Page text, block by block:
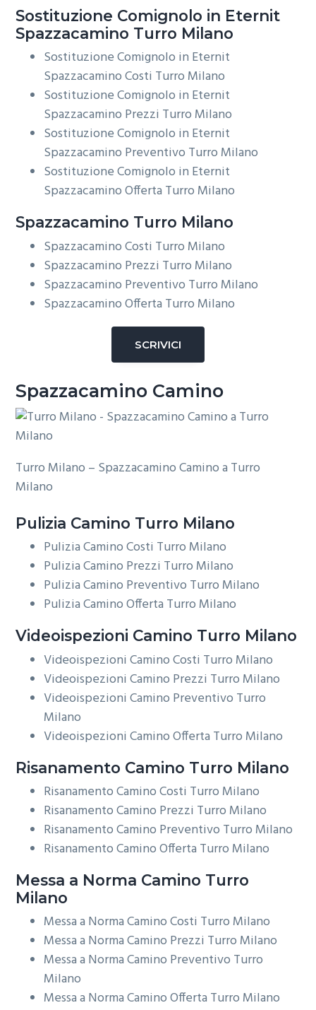
Sostituzione Comignolo in Eternit
Spazzacamino Turro Milano
Sostituzione Comignolo in Eternit
Spazzacamino Costi Turro Milano
Sostituzione Comignolo in Eternit
Spazzacamino Prezzi Turro Milano
Sostituzione Comignolo in Eternit
Spazzacamino Preventivo Turro Milano
Sostituzione Comignolo in Eternit
Spazzacamino Offerta Turro Milano
Spazzacamino Turro Milano
Spazzacamino Costi Turro Milano
Spazzacamino Prezzi Turro Milano
Spazzacamino Preventivo Turro Milano
Spazzacamino Offerta Turro Milano
SCRIVICI
Spazzacamino Camino
Turro Milano – Spazzacamino Camino a Turro
Milano
Pulizia Camino Turro Milano
Pulizia Camino Costi Turro Milano
Pulizia Camino Prezzi Turro Milano
Pulizia Camino Preventivo Turro Milano
Pulizia Camino Offerta Turro Milano
Videoispezioni Camino Turro Milano
Videoispezioni Camino Costi Turro Milano
Videoispezioni Camino Prezzi Turro Milano
Videoispezioni Camino Preventivo Turro
Milano
Videoispezioni Camino Offerta Turro Milano
Risanamento Camino Turro Milano
Risanamento Camino Costi Turro Milano
Risanamento Camino Prezzi Turro Milano
Risanamento Camino Preventivo Turro Milano
Risanamento Camino Offerta Turro Milano
Messa a Norma Camino Turro
Milano
Messa a Norma Camino Costi Turro Milano
Messa a Norma Camino Prezzi Turro Milano
Messa a Norma Camino Preventivo Turro
Milano
Messa a Norma Camino Offerta Turro Milano